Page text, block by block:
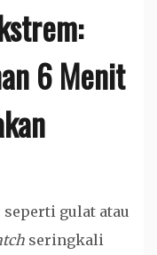
6 Menit
gulat atau
seringkali